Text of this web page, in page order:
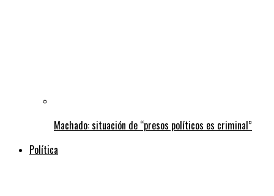
Machado: situación de “presos políticos es criminal”
Política